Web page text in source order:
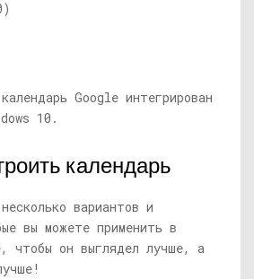
Google интегрирован
10.
календарь
вариантов и
вы можете применить в
чтобы он выглядел лучше, а